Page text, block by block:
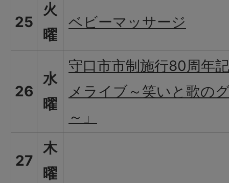
25
火
曜
ベビーマッサージ
26
水
曜
守口市市制施行80周年
メライブ～笑いと歌の
～」
27
木
曜